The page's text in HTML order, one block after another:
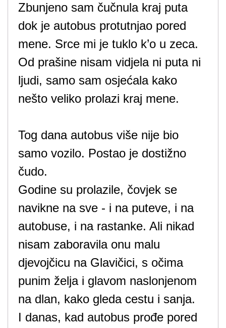
Zbunjeno sam čučnula kraj puta
dok je autobus protutnjao pored
mene. Srce mi je tuklo k’o u zeca.
Od prašine nisam vidjela ni puta ni
ljudi, samo sam osjećala kako
nešto veliko prolazi kraj mene.
Tog dana autobus više nije bio
samo vozilo. Postao je dostižno
čudo.
Godine su prolazile, čovjek se
navikne na sve - i na puteve, i na
autobuse, i na rastanke. Ali nikad
nisam zaboravila onu malu
djevojčicu na Glavičici, s očima
punim želja i glavom naslonjenom
na dlan, kako gleda cestu i sanja.
I danas, kad autobus prođe pored